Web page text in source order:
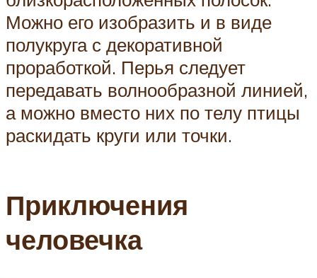
Можно его изобразить и в виде
полукруга с декоративной
проработкой. Перья следует
передавать волнообразной линией,
а можно вместо них по телу птицы
раскидать круги или точки.
Приключения
человечка